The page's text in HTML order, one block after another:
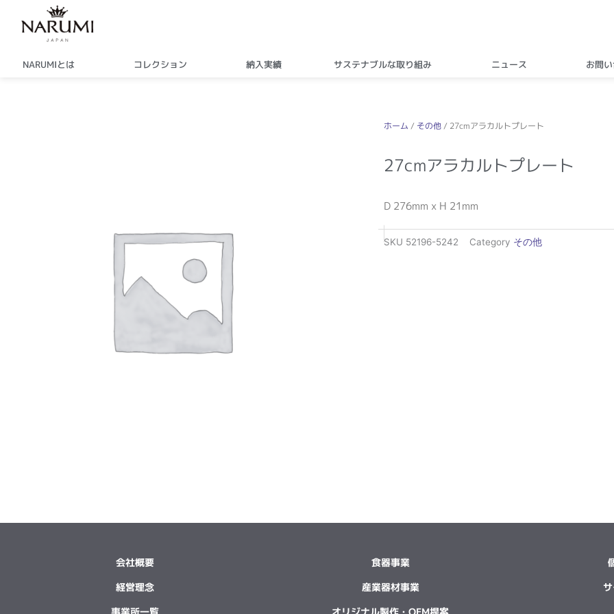
NARUMIとは コレクション 納入実績 サステナブルな取り組み ニュース お問
ホーム / その他 / 27cmアラカルトプレート
27cmアラカルトプレート
D 276mm x H 21mm
SKU 52196-5242 Category その他
会社概要
経営理念
事業所一覧
食器事業
産業器材事業
オリジナル製作・OEM提案